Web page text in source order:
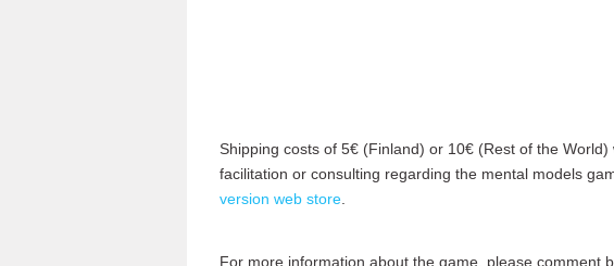
Shipping costs of 5€ (Finland) or 10€ (Rest of the
facilitation or consulting regarding the mental models
version web store
For more information about the game, please comment